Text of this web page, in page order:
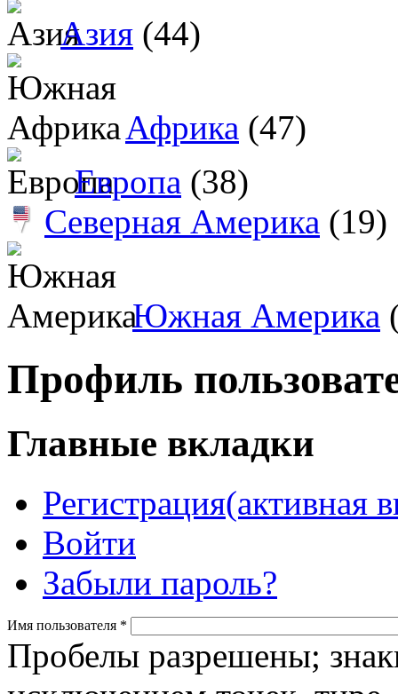
Азия (44)
Африка (47)
Европа (38)
Северная Америка (19)
Южная Америка
Профиль
Главные вкладки
Регистрация(активная
Войти
Забыли пароль?
Имя пользователя *
Пробелы разрешены;